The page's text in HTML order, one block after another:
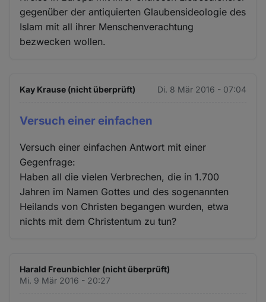
gegenüber der antiquierten Glaubensideologie des
Islam mit all ihrer Menschenverachtung
bezwecken wollen.
Kay Krause (nicht überprüft) Di. 8 Mär 2016 - 07:04
Versuch einer einfachen
Versuch einer einfachen Antwort mit einer
Gegenfrage:
Haben all die vielen Verbrechen, die in 1.700
Jahren im Namen Gottes und des sogenannten
Heilands von Christen begangen wurden, etwa
nichts mit dem Christentum zu tun?
Harald Freunbichler (nicht überprüft)
Mi. 9 Mär 2016 - 20:27